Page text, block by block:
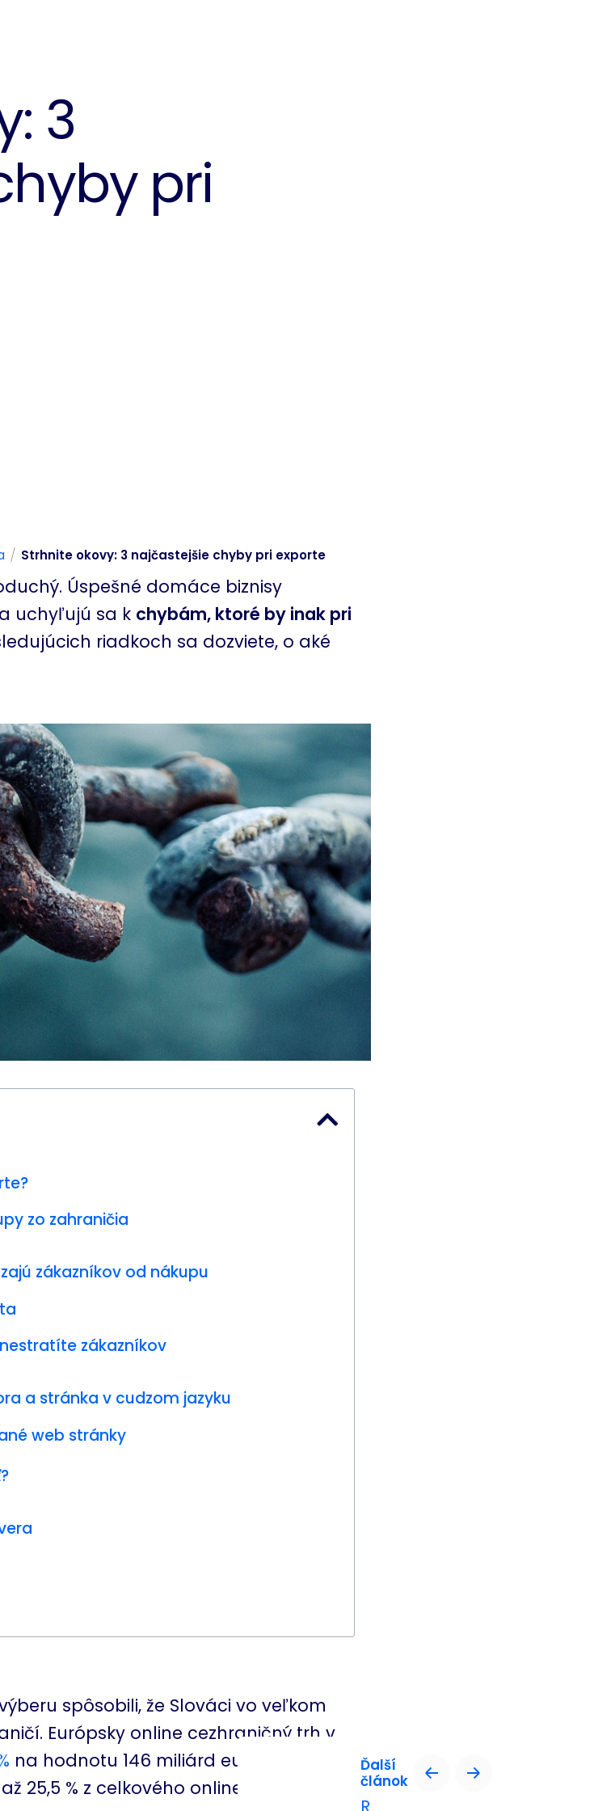
3
pri
/ Strhnite okovy: 3 najčastejšie chyby pri exporte
Úspešné domáce biznisy
uchyľujú sa k chybám, ktoré by inak pri
riadkoch sa dozviete, o aké
zo zahraničia
zákazníkov od nákupu
zákazníkov
a stránka v cudzom jazyku
web stránky
spôsobili, že Slováci vo veľkom
Európsky online cezhraničný trh v
na hodnotu 146 miliárd eur.
25,5 % z celkového online predaja v
Ďalší
článok
R